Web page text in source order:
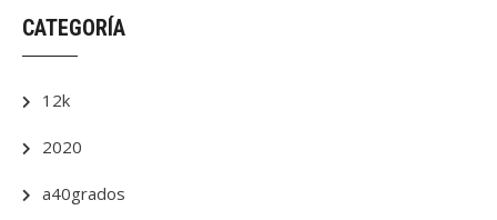
entradas
CATEGORÍA
12k
2020
a40grados